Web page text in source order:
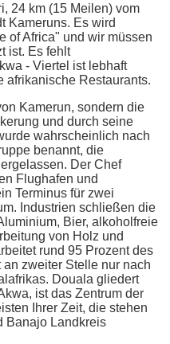
24 km (15 Meilen) vom
Kameruns. Es wird
of Africa" und wir müssen
ist. Es fehlt
- Viertel ist lebhaft
afrikanische Restaurants.
Kamerun, sondern die
und durch seine
wahrscheinlich nach
benannt, die
Der Chef
Flughafen und
Terminus für zwei
Industrien schließen die
Bier, alkoholfreie
von Holz und
rund 95 Prozent des
zweiter Stelle nur nach
Douala gliedert
ist das Zentrum der
Ihrer Zeit, die stehen
Banajo Landkreis